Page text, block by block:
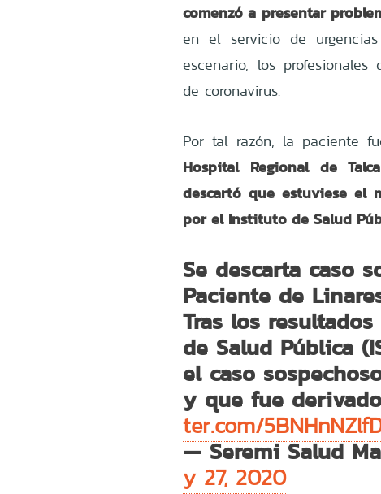
comenzó a presentar
en el servicio de
escenario, los
de coronavirus.
Por tal razón, la paciente
Hospital Regional de
descartó que estuviese el
por el Instituto de Salud
Se descarta caso
Paciente de
Tras los
de Salud Pública
el caso
y que fue
ter.com/
— Seremi Salud
y 27, 2020